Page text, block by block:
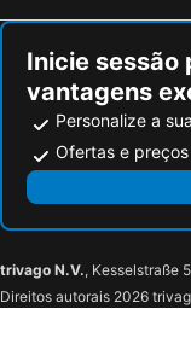
Inicie sessão
vantagens
Personalize a
Ofertas e
trivago N.V., Kesselstraße
Direitos autorais 2026